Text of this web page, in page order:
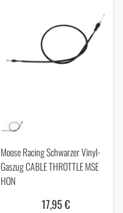
Moose Racing Schwarzer Vinyl-
Gaszug CABLE THROTTLE MSE
HON
17,95 €